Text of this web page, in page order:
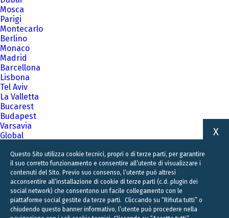
Mosca
Parigi
Montecarlo
Berlino
Monaco
Madrid
Barcellona
Lisbona
Tel Aviv
La Valletta
Bucarest
Budapest
Varsavia
Global
Questo Sito utilizza cookie tecnici, propri o di terze parti, per garantire
il suo corretto funzionamento e consentire all’utente di visualizzare i
contenuti del Sito. Previo suo consenso, l’utente può altresì
acconsentire all’installazione di cookie di terze parti (c.d. plugin dei
social network) che consentono un facile collegamento con le
piattaforme social gestite da terze parti. Cliccando su “Rifiuta tutti” o
chiudendo questo banner informativo, l’utente può procedere nella
X